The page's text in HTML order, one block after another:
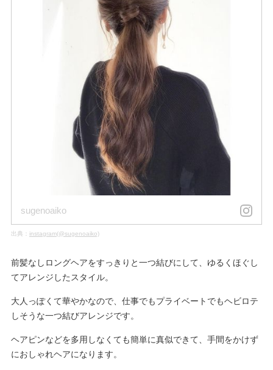
sugenoaiko
出典： instagram(@sugenoaiko)
前髪なしロングヘアをすっきりと一つ結びにして、ゆるくほぐし
てアレンジしたスタイル。
大人っぽくて華やかなので、仕事でもプライベートでもヘビロテ
しそうな一つ結びアレンジです。
ヘアピンなどを多用しなくても簡単に真似できて、手間をかけず
におしゃれヘアになります。